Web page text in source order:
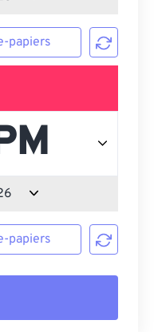
papiers
papiers